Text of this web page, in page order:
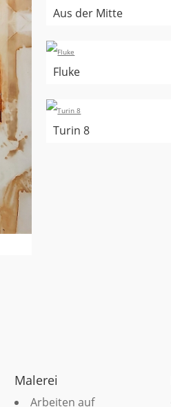
Aus der Mitte
Fluke
Turin 8
Malerei
Arbeiten auf